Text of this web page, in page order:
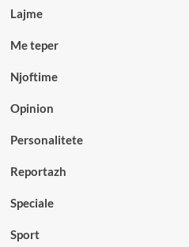
Lajme
Me teper
Njoftime
Opinion
Personalitete
Reportazh
Speciale
Sport